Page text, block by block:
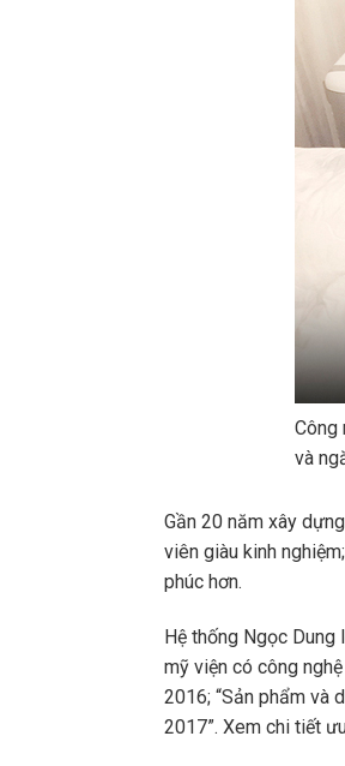
Công
và
Gần 20 năm xây
viên giàu kinh
phúc hơn.
Hệ thống Ngọc Dung
mỹ viện có công
2016; “Sản phẩm và
2017”. Xem chi tiết